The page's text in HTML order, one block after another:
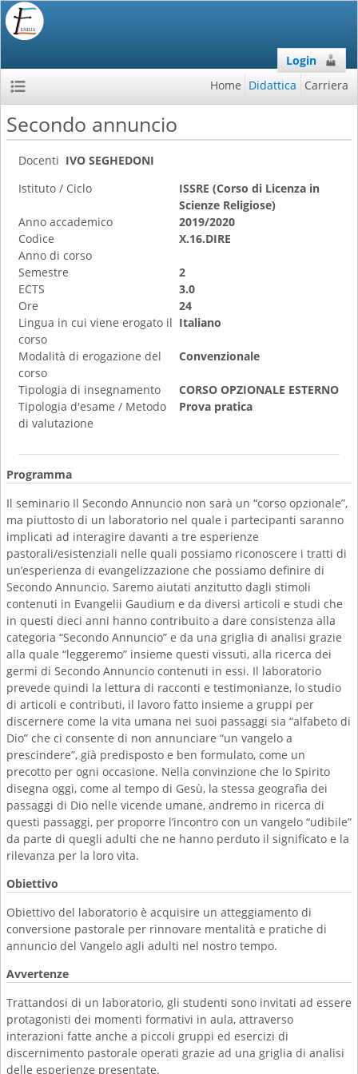
Login
Home Didattica Carriera
Secondo annuncio
Docenti IVO SEGHEDONI
Istituto / Ciclo
ISSRE (Corso di Licenza in
Scienze Religiose)
Anno accademico
2019/2020
Codice
X.16.DIRE
Anno di corso
Semestre
2
ECTS
3.0
Ore
24
Lingua in cui viene erogato il
corso
Italiano
Modalità di erogazione del
corso
Convenzionale
Tipologia di insegnamento
CORSO OPZIONALE ESTERNO
Tipologia d'esame / Metodo
di valutazione
Prova pratica
Programma
Il seminario Il Secondo Annuncio non sarà un “corso opzionale”,
ma piuttosto di un laboratorio nel quale i partecipanti saranno
implicati ad interagire davanti a tre esperienze
pastorali/esistenziali nelle quali possiamo riconoscere i tratti di
un’esperienza di evangelizzazione che possiamo definire di
Secondo Annuncio. Saremo aiutati anzitutto dagli stimoli
contenuti in Evangelii Gaudium e da diversi articoli e studi che
in questi dieci anni hanno contribuito a dare consistenza alla
categoria “Secondo Annuncio” e da una griglia di analisi grazie
alla quale “leggeremo” insieme questi vissuti, alla ricerca dei
germi di Secondo Annuncio contenuti in essi. Il laboratorio
prevede quindi la lettura di racconti e testimonianze, lo studio
di articoli e contributi, il lavoro fatto insieme a gruppi per
discernere come la vita umana nei suoi passaggi sia “alfabeto di
Dio” che ci consente di non annunciare “un vangelo a
prescindere”, già predisposto e ben formulato, come un
precotto per ogni occasione. Nella convinzione che lo Spirito
disegna oggi, come al tempo di Gesù, la stessa geografia dei
passaggi di Dio nelle vicende umane, andremo in ricerca di
questi passaggi, per proporre l’incontro con un vangelo “udibile”
da parte di quegli adulti che ne hanno perduto il significato e la
rilevanza per la loro vita.
Obiettivo
Obiettivo del laboratorio è acquisire un atteggiamento di
conversione pastorale per rinnovare mentalità e pratiche di
annuncio del Vangelo agli adulti nel nostro tempo.
Avvertenze
Trattandosi di un laboratorio, gli studenti sono invitati ad essere
protagonisti dei momenti formativi in aula, attraverso
interazioni fatte anche a piccoli gruppi ed esercizi di
discernimento pastorale operati grazie ad una griglia di analisi
delle esperienze presentate.